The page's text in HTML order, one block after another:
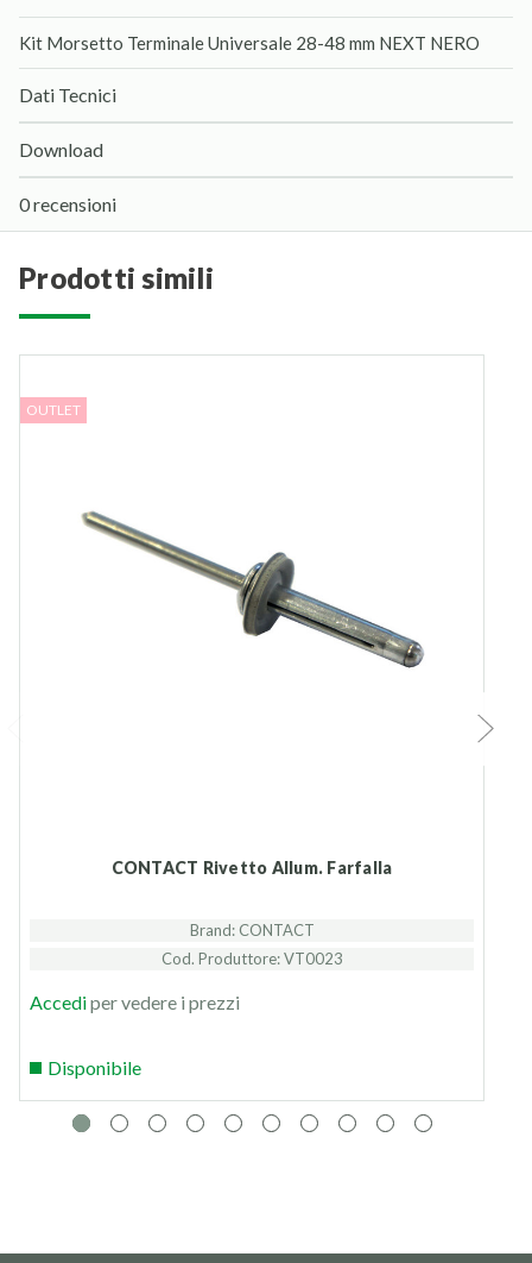
Kit Morsetto Terminale Universale 28-48 mm NEXT NERO
Dati Tecnici
Download
0 recensioni
prodotti simili
OUTLET
CONTACT Rivetto Allum. Farfalla
Brand: CONTACT
Cod. Produttore: VT0023
Accediper vedere i prezzi
Disponibile